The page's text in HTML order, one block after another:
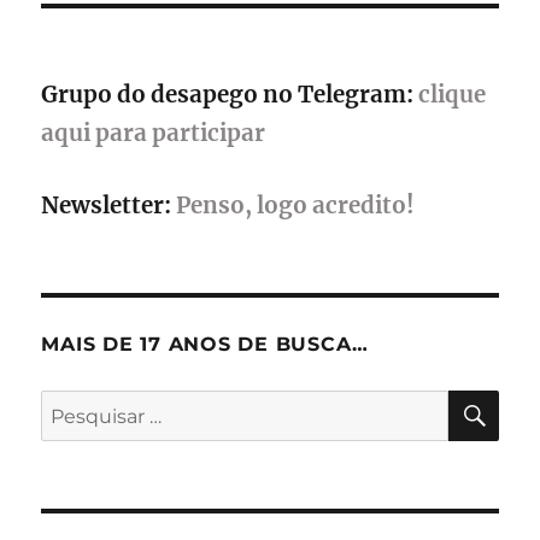
Grupo do desapego no Telegram: clique
aqui para participar
Newsletter: Penso, logo acredito!
MAIS DE 17 ANOS DE BUSCA…
Pesquisar
por: